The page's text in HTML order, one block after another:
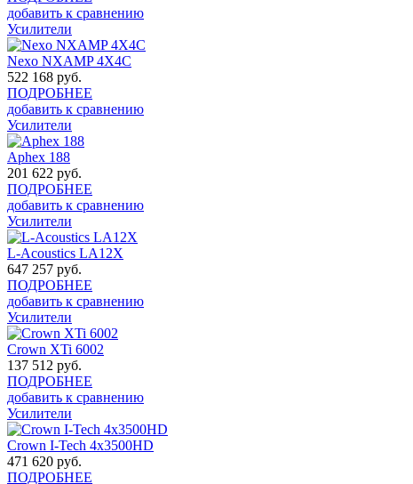
добавить к сравнению
Усилители
Nexo NXAMP 4X4C
522 168 руб.
ПОДРОБНЕЕ
добавить к сравнению
Усилители
Aphex 188
201 622 руб.
ПОДРОБНЕЕ
добавить к сравнению
Усилители
L-Acoustics LA12X
647 257 руб.
ПОДРОБНЕЕ
добавить к сравнению
Усилители
Crown XTi 6002
137 512 руб.
ПОДРОБНЕЕ
добавить к сравнению
Усилители
Crown I-Tech 4x3500HD
471 620 руб.
ПОДРОБНЕЕ